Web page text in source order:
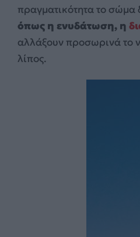
πραγματικότητα το σώμα
όπως η ενυδάτωση, η
αλλάξουν προσωρινά το
λίπος.